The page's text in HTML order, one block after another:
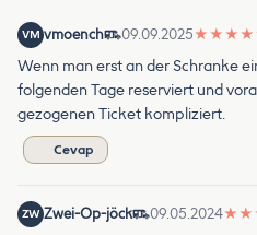
VM vmoench 09.09.2025★ ★ ★ ★
Wenn man erst an der Schranke
folgenden Tage reserviert und
gezogenen Ticket kompliziert.
Cevap
ZW Zwei-Op-jöck 09.05.2024★ ★